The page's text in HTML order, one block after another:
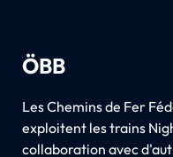
ÖBB
Les Chemins de Fer
exploitent les trains
collaboration avec